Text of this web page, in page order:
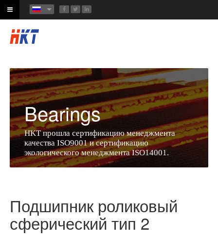
Bearings
HKT прошла сертификацию менеджмента
качества ISO9001 и сертификацию
экологического менеджмента ISO14001.
Подшипник роликовый
сферический тип 2